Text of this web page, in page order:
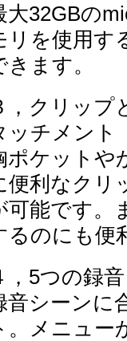
大32GBの
リを使用す
きます。
，クリップ
ッチメント
ポケットや
便利なクリ
可能です。
るのにも便
，5つの録
音シーンに
。メニュー